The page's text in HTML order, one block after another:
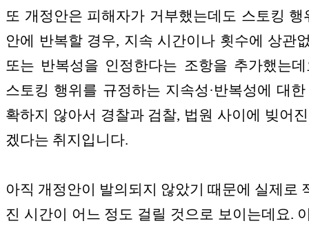
또 개정안은 피해자가 거부했는데도 스토킹 행
안에 반복할 경우, 지속 시간이나 횟수에 상관
또는 반복성을 인정한다는 조항을 추가했는
스토킹 행위를 규정하는 지속성·반복성에 대
확하지 않아서 경찰과 검찰, 법원 사이에 빚어
겠다는 취지입니다.
아직 개정안이 발의되지 않았기 때문에 실제로
진 시간이 어느 정도 걸릴 것으로 보이는데요.